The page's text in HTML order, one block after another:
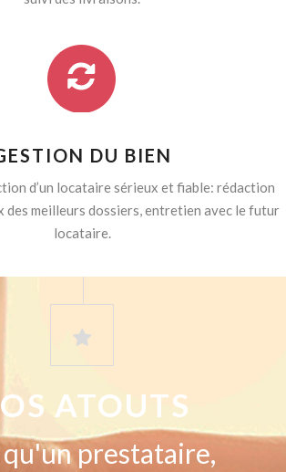
DU BIEN
d’un locataire sérieux et fiable: rédaction
des meilleurs dossiers, entretien avec le futur
locataire.
ATOUTS
qu'un prestataire,